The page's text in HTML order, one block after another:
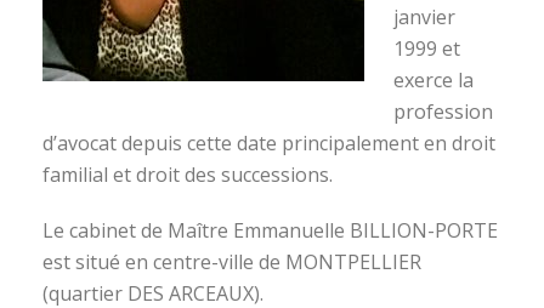
janvier
1999 et
exerce la
profession
d’avocat depuis cette date principalement en droit
familial et droit des successions.
Le cabinet de Maître Emmanuelle BILLION-PORTE
est situé en centre-ville de MONTPELLIER
(quartier DES ARCEAUX).